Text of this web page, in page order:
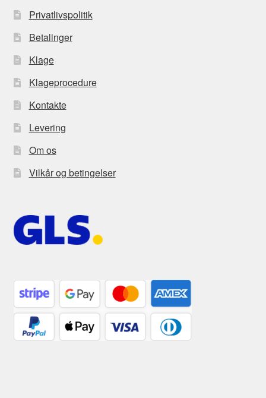
Privatlivspolitik
Betalinger
Klage
Klageprocedure
Kontakte
Levering
Om os
Vilkår og betingelser